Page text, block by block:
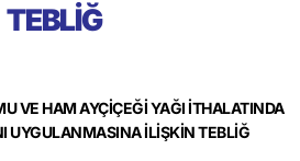
TEBLİĞ
VE HAM AYÇİÇEĞİ YAĞI İTHALATINDA
UYGULANMASINA İLİŞKİN TEBLİĞ